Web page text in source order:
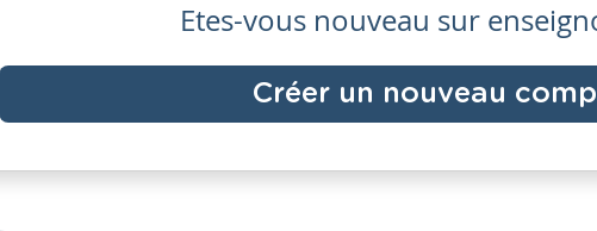
Etes-vous nouveau sur
Créer un nouveau